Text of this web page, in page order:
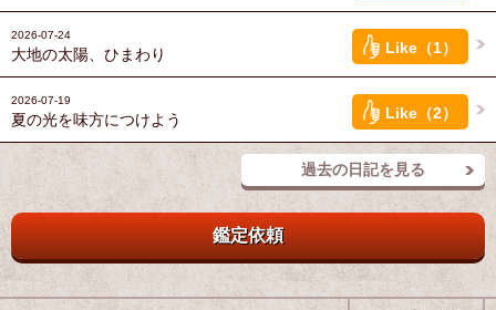
Like（1）
2026-07-24
大地の太陽、ひまわり
Like（2）
2026-07-19
夏の光を味方につけよう
過去の日記を見る
鑑定依頼